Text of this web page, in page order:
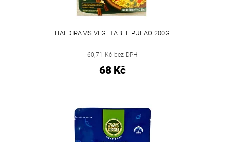
HALDIRAMS VEGETABLE PULAO 200G
60,71 Kč bez DPH
68 Kč